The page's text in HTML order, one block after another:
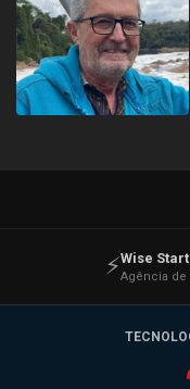
⚡Wise Start
Agência